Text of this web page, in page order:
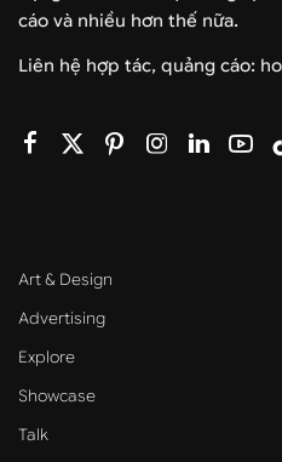
cáo và nhiều hơn thế nữa.
Liên hệ hợp tác, quảng cáo:
Art & Design
Advertising
Explore
Showcase
Talk